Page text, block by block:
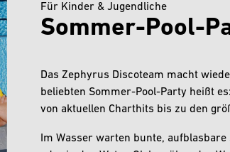
Für Kinder & Jugendliche
Sommer-Pool-
Das Zephyrus Discoteam macht
beliebten Sommer-Pool-Party heißt
von aktuellen Charthits bis zu den
Im Wasser warten bunte,